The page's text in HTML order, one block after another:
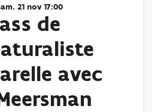
de
avec
21 nov17:00